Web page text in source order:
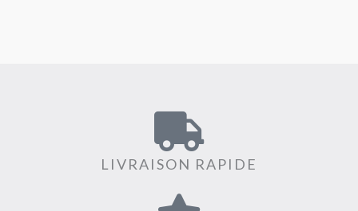
LIVRAISON RAPIDE